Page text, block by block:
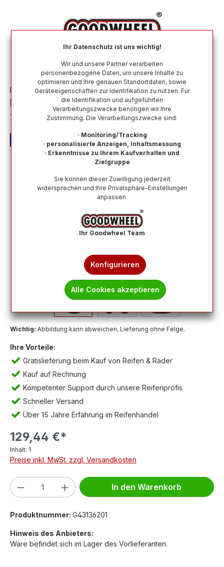
Motorradreifen Nach Marke METZELER
METZELER 110/80 R 19 M/C TL 59V
TOURANCE NEXT FRONT
Wichtig: Abbildung kann abweichen, Lieferung ohne Felge.
Ihre Vorteile:
Gratislieferung beim Kauf von Reifen & Räder
Kauf auf Rechnung
Kompetenter Support durch unsere Reifenprofis
Schneller Versand
Über 15 Jahre Erfahrung im Reifenhandel
129,44 €*
Inhalt: 1
Preise inkl. MwSt. zzgl. Versandkosten
Produkt Anzahl: Gib den gewünschten
In den Warenkorb
Produktnummer: G43136201
Hinweis des Anbieters:
Ware befindet sich im Lager des Vorlieferanten.
Ihr Datenschutz ist uns wichtig!
Wir und unsere Partner verarbeiten
personenbezogene Daten, um unsere Inhalte zu
optimieren und Ihre genauen Standortdaten, sowie
Geräteeigenschaften zur Identifikation zu nutzen. Für
die Identifikation und aufgeführten
Verarbeitungszwecke benötigen wir Ihre
Zustimmung. Die Verarbeitungszwecke sind:
· Monitoring/Tracking
· personalisierte Anzeigen, Inhaltsmessung
· Erkenntnisse zu Ihrem Kaufverhalten und
Zielgruppe
Sie können dieser Zuwilligung jederzeit
widersprechen und Ihre Privatsphäre-Einstellungen
anpassen.
Ihr Goodwheel Team
Konfigurieren
Alle Cookies akzeptieren